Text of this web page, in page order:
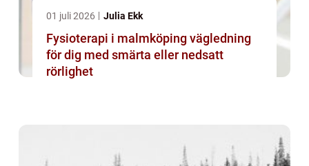
01 juli 2026 Julia Ekk
Fysioterapi i malmköping vägledning
för dig med smärta eller nedsatt
rörlighet